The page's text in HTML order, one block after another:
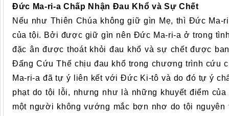
Đức Ma-ri-a Chấp Nhận Đau Khổ và Sự Chết
Nếu như Thiên Chúa không giữ gìn Mẹ, thì Đức
của tội. Bởi được giữ gìn nên Đức Ma-ri-a ở trong
đặc ân được thoát khỏi đau khổ và sự chết được
Đấng Cứu Thế chịu đau khổ trong chương trình cứu
Ma-ri-a đã tự ý liên kết với Đức Ki-tô và do đó tự ý
phạt do tội lỗi, nhưng như là những khuyết điểm
một người không vướng mắc bợn nhơ do tội